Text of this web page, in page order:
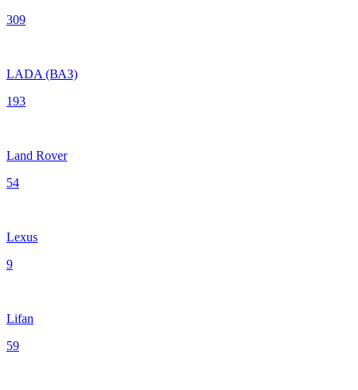
309
LADA (ВАЗ)
193
Land Rover
54
Lexus
9
Lifan
59